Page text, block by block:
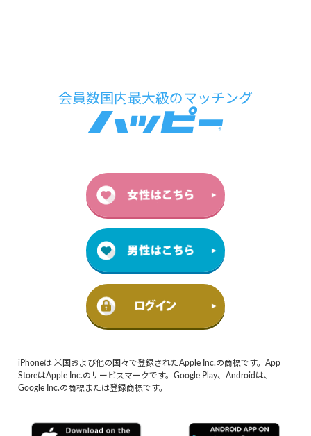
iPhoneは 米国および他の国々で登録されたApple Inc.の商標です。App
StoreはApple Inc.のサービスマークです。Google Play、Androidは、
Google Inc.の商標または登録商標です。